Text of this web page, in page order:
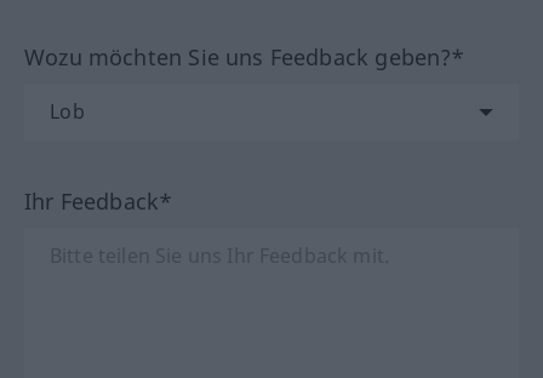
Wozu möchten Sie uns Feedback geben?*
Ihr Feedback*